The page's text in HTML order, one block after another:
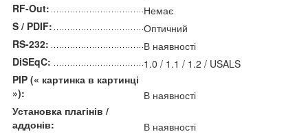
RF-Out:
Немає
S / PDIF:
Оптичний
RS-232:
В наявності
DiSEqC:
1.0 / 1.1 / 1.2 / USALS
PIP (« картинка в картинці
»):
В наявності
Установка плагінів /
аддонів:
В наявності